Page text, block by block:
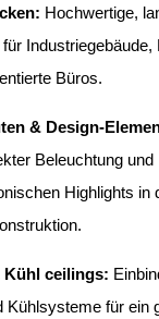
Hochwertige,
Industriegebäude,
Büros.
& Design-
Beleuchtung und
Highlights in
Kühl ceilings:
Kühlsysteme für ein